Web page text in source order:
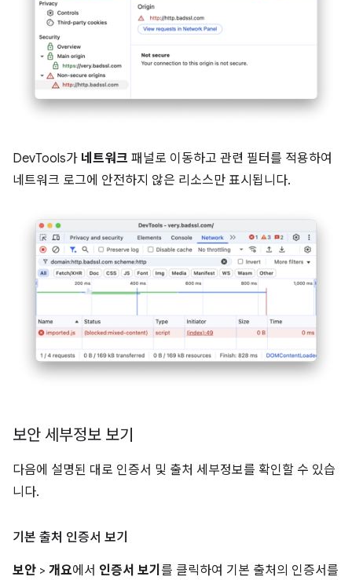
DevTools가 네트워크 패널로 이동하고 관련 필터를 적용하여
네트워크 로그에 안전하지 않은 리소스만 표시됩니다.
보안 세부정보 보기
다음에 설명된 대로 인증서 및 출처 세부정보를 확인할 수 있습
니다.
기본 출처 인증서 보기
보안 > 개요에서 인증서 보기 를 클릭하여 기본 출처의 인증서를